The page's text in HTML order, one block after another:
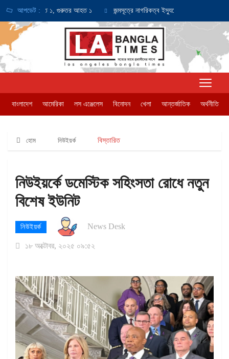
আপডেট :
দুর্ঘটনায় নিহত ১, গুরুতর আহত ১ জন্মসূত্রে নাগরিকত্ব ইস্যুতে সুপ্রিম কোর্টে আবেদন
বাংলাদেশ আমেরিকা লস এঞ্জেলেস বিনোদন খেলা আন্তর্জাতিক অর্থনীতি
হোম নিউইয়র্ক বিস্তারিত
নিউইয়র্কে ডমেস্টিক সহিংসতা রোধে নতুন
বিশেষ ইউনিট
নিউইয়র্ক News Desk
১৮ অক্টোবর, ২০২৫ ০৯:৫২